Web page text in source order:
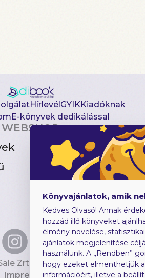
HírlevélGYIKKiadóknak
E-könyvek dedikálással
WEBSHOP
Csomagajánlatok
Akciósak
Előjegyezhetők
Újdonságok
Gyerekkönyvek
Heti toplista
Ajándékutalvány
Blog
Zrt. Minden jog fenntartva.
Impresszum
Könyvajánlatok, amik
Kedves Olvasó! Annak
hozzád illő könyveket
élmény növelése,
ajánlatok megjelenítése
használunk. A „Rendben”
hogy ezeket elmenthetjük
információért, illetve a